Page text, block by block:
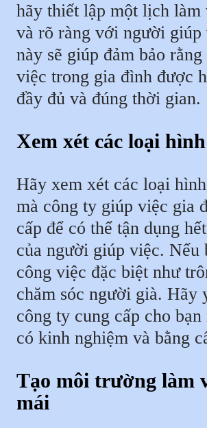
hãy thiết lập một lịch
và rõ ràng với người
này sẽ giúp đảm bảo
việc trong gia đình được
đầy đủ và đúng thời gian.
Xem xét các loại
Hãy xem xét các loại
mà công ty giúp việc gia
cấp để có thể tận dụng
của người giúp việc. Nếu
công việc đặc biệt như
chăm sóc người già. Hãy
công ty cung cấp cho
có kinh nghiệm và bằng
Tạo môi trường làm
mái